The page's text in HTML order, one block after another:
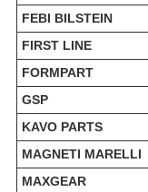
FEBI BILSTEIN
FIRST LINE
FORMPART
GSP
KAVO PARTS
MAGNETI MARELLI
MAXGEAR